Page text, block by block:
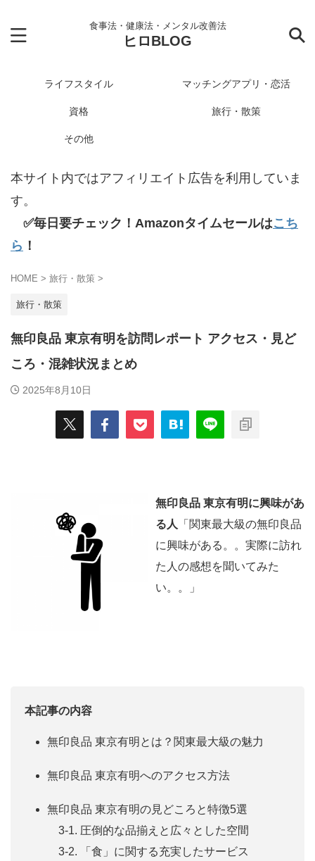
食事法・健康法・メンタル改善法
ヒロBLOG
ライフスタイル マッチングアプリ・恋活
資格 旅行・散策
その他
本サイト内ではアフィリエイト広告を利用していま
す。
✅毎日要チェック！Amazonタイムセールはこち
ら ！
HOME > 旅行・散策 >
旅行・散策
無印良品 東京有明を訪問レポート アクセス・見ど
ころ・混雑状況まとめ
2025年8月10日
無印良品 東京有明に興味があ
る人
「関東最大級の無印良品
に興味がある。。実際に訪れ
た人の感想を聞いてみた
い。。」
本記事の内容
無印良品 東京有明とは？関東最大級の魅力
無印良品 東京有明へのアクセス方法
無印良品 東京有明の見どころと特徴5選
3-1. 圧倒的な品揃えと広々とした空間
3-2. 「食」に関する充実したサービス